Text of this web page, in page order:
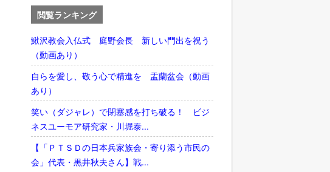
閲覧ランキング
鰍沢教会入仏式 庭野会長 新しい門出を祝う
（動画あり）
自らを愛し、敬う心で精進を 盂蘭盆会（動画
あり）
笑い（ダジャレ）で閉塞感を打ち破る！ ビジ
ネスユーモア研究家・川堀泰...
【「ＰＴＳＤの日本兵家族会・寄り添う市民の
会」代表・黒井秋夫さん】戦...